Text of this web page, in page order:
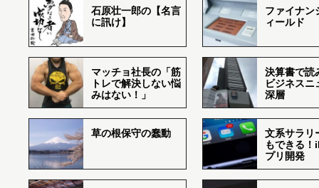
石原壮一郎の【名言
に訊け】
ファイナン
ィールド
マッチョ社長の「筋
トレで解決しない悩
みはない！」
決算書で読
ビジネスニ
深層
草の根保守の蠢動
文系サラリ
もできる
プリ開発